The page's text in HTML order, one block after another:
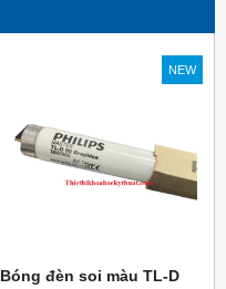
NEW
Bóng đèn soi màu TL-D